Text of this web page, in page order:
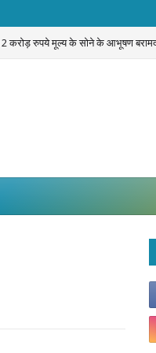
2 करोड़ रुपये मूल्य के सोने के आभूषण